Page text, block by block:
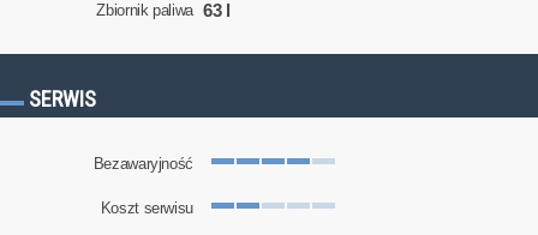
Zbiornik paliwa 63 l
SERWIS
Bezawaryjność
Koszt serwisu